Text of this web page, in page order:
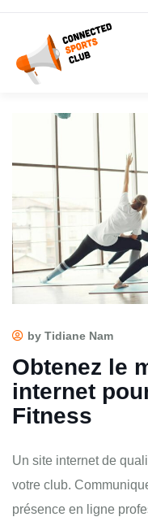
by Tidiane Nam
Obtenez le
internet
Fitness
Un site internet de
votre club.
présence en ligne